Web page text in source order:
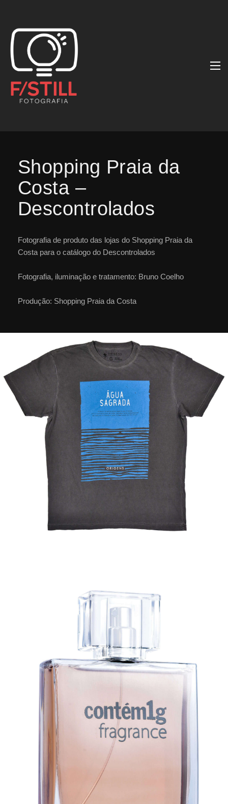
Shopping Praia da
Costa –
Descontrolados
Fotografia de produto das lojas do Shopping Praia da
Costa para o catálogo do Descontrolados
Fotografia, iluminação e tratamento: Bruno Coelho
Produção: Shopping Praia da Costa